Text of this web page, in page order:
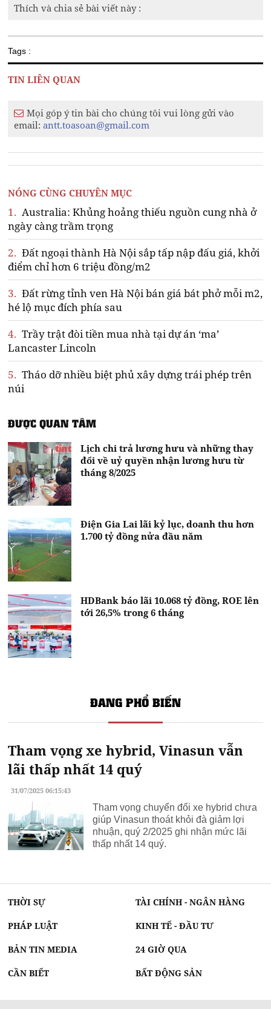
Thích và chia sẻ bài viết này :
Tags :
TIN LIÊN QUAN
Mọi góp ý tin bài cho chúng tôi vui lòng gửi vào
email:antt.toasoan@gmail.com
NÓNG CÙNG CHUYÊN MỤC
1. Australia: Khủng hoảng thiếu nguồn cung nhà ở
ngày càng trầm trọng
2. Đất ngoại thành Hà Nội sắp tấp nập đấu giá, khởi
điểm chỉ hơn 6 triệu đồng/m2
3. Đất rừng tỉnh ven Hà Nội bán giá bát phở mỗi m2,
hé lộ mục đích phía sau
4. Trầy trật đòi tiền mua nhà tại dự án ‘ma’
Lancaster Lincoln
5. Tháo dỡ nhiều biệt phủ xây dựng trái phép trên
núi
ĐƯỢC QUAN TÂM
Lịch chi trả lương hưu và những thay
đổi về uỷ quyền nhận lương hưu từ
tháng 8/2025
Điện Gia Lai lãi kỷ lục, doanh thu hơn
1.700 tỷ đồng nửa đầu năm
HDBank báo lãi 10.068 tỷ đồng, ROE lên
tới 26,5% trong 6 tháng
ĐANG PHỔ BIẾN
Tham vọng xe hybrid, Vinasun vẫn
lãi thấp nhất 14 quý
31/07/2025 06:15:43
Tham vọng chuyển đổi xe hybrid chưa
giúp Vinasun thoát khỏi đà giảm lợi
nhuận, quý 2/2025 ghi nhận mức lãi
thấp nhất 14 quý.
THỜI SỰ TÀI CHÍNH - NGÂN HÀNG
PHÁP LUẬT KINH TẾ - ĐẦU TƯ
BẢN TIN MEDIA 24 GIỜ QUA
CẦN BIẾT BẤT ĐỘNG SẢN